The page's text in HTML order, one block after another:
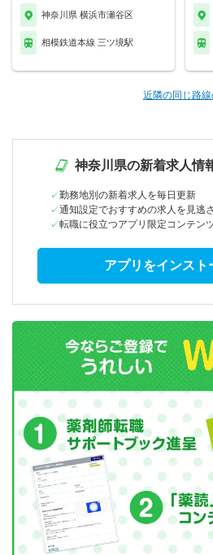
神奈川県 横浜市瀬谷区
相模鉄道本線 三ツ境駅
近隣の同じ路
神奈川県の新着求人情
勤務地別の新着求人を毎日更新
通知設定でおすすめの求人を見逃
転職に役立つアプリ限定コンテン
アプリをインスト